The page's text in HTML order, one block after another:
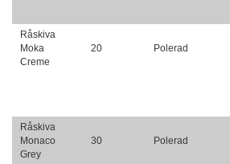
Råskiva
Moka
Creme
20 Polerad
Råskiva
Monaco
Grey
30 Polerad